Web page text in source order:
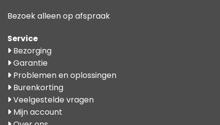
Bezoek alleen op afspraak
Service
Bezorging
Garantie
Problemen en oplossingen
Burenkorting
Veelgestelde vragen
Mijn account